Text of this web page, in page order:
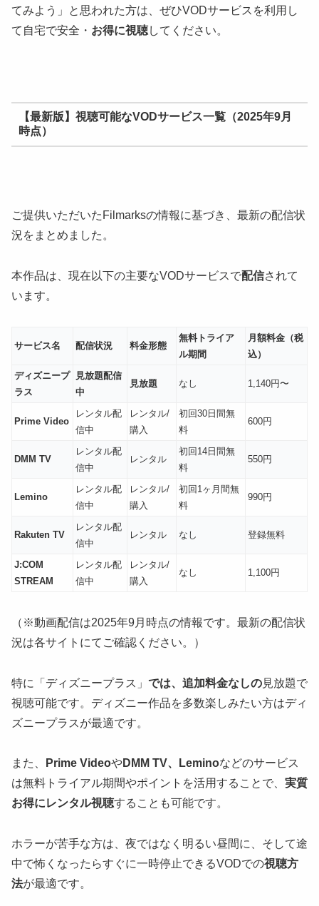
てみよう」と思われた方は、ぜひVODサービスを利用し
て自宅で安全・ お得に視聴してください。
【最新版】視聴可能なVODサービス一覧（2025年9月
時点）
ご提供いただいたFilmarksの情報に基づき、最新の配信状
況をまとめました。
本作品は、現在以下の主要なVODサービスで配信されて
います。
サービス名 配信状況 料金形態
無料トライア
ル期間
月額料金（税
込）
ディズニープ
ラス
見放題配信
中
見放題 なし 1,140円〜
Prime Video
レンタル配
信中
レンタル/
購入
初回30日間無
料
600円
DMM TV
レンタル配
信中
レンタル
初回14日間無
料
550円
Lemino
レンタル配
信中
レンタル/
購入
初回1ヶ月間無
料
990円
Rakuten TV
レンタル配
信中
レンタル なし 登録無料
J:COM
STREAM
レンタル配
信中
レンタル/
購入
なし 1,100円
（※動画配信は2025年9月時点の情報です。最新の配信状
況は各サイトにてご確認ください。）
特に「ディズニープラス」 では、追加料金なしの見放題で
視聴可能です。ディズニー作品を多数楽しみたい方はディ
ズニープラスが最適です。
また、 Prime VideoやDMM TV、Leminoなどのサービス
は無料トライアル期間やポイントを活用することで、 実質
お得にレンタル視聴することも可能です。
ホラーが苦手な方は、夜ではなく明るい昼間に、そして途
中で怖くなったらすぐに一時停止できるVODでの視聴方
法が最適です。